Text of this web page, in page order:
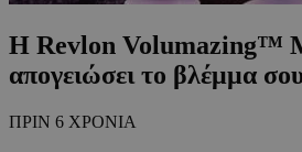
H Revlon Volumazing™
απογειώσει το βλέμμα
ΠΡΙΝ 6 ΧΡΟΝΙΑ